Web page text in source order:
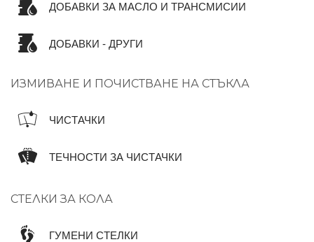
ДОБАВКИ ЗА МАСЛО И ТРАНСМИСИИ
ДОБАВКИ - ДРУГИ
ИЗМИВАНЕ И ПОЧИСТВАНЕ НА СТЪКЛА
ЧИСТАЧКИ
ТЕЧНОСТИ ЗА ЧИСТАЧКИ
СТЕЛКИ ЗА КОЛА
ГУМЕНИ СТЕЛКИ